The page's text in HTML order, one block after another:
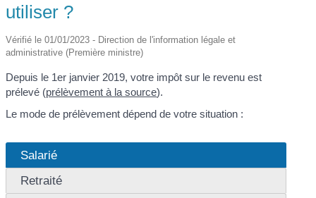
utiliser ?
Vérifié le 01/01/2023 - Direction de l'information légale et
administrative (Première ministre)
Depuis le 1er janvier 2019, votre impôt sur le revenu est
prélevé (prélèvement à la source).
Le mode de prélèvement dépend de votre situation :
Salarié
Retraité